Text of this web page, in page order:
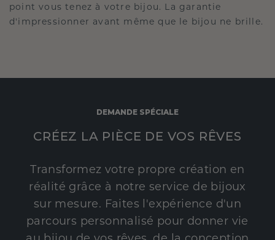
point vous tenez à votre bijou. La garantie
d'impressionner avant même que le bijou ne brille.
DEMANDE SPÉCIALE
CRÉEZ LA PIÈCE DE VOS RÊVES
Transformez votre propre création en
réalité grâce à notre service de bijoux
sur mesure. Faites l'expérience d'un
parcours personnalisé pour donner vie